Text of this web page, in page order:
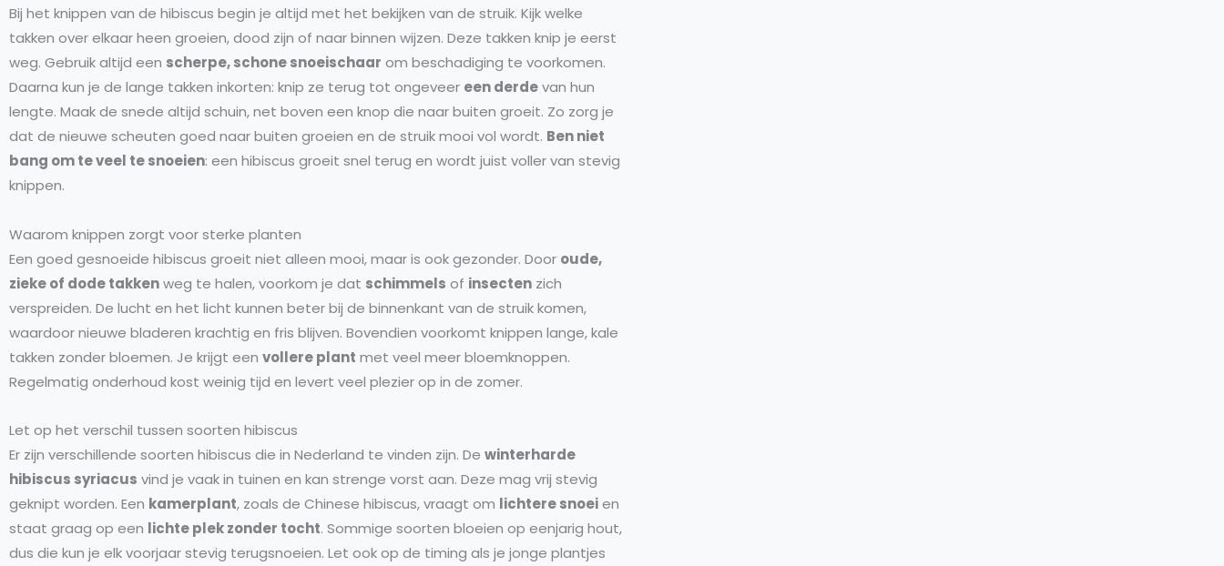
Bij het knippen van de hibiscus begin je altijd met het bekijken van de struik. Kijk welke
takken over elkaar heen groeien, dood zijn of naar binnen wijzen. Deze takken knip je eerst
weg. Gebruik altijd een scherpe, schone snoeischaar om beschadiging te voorkomen.
Daarna kun je de lange takken inkorten: knip ze terug tot ongeveer een derdevan hun
lengte. Maak de snede altijd schuin, net boven een knop die naar buiten groeit. Zo zorg je
dat de nieuwe scheuten goed naar buiten groeien en de struik mooi vol wordt. Ben niet
bang om te veel te snoeien: een hibiscus groeit snel terug en wordt juist voller van stevig
knippen.
Waarom knippen zorgt voor sterke planten
Een goed gesnoeide hibiscus groeit niet alleen mooi, maar is ook gezonder. Door oude,
zieke of dode takkenweg te halen, voorkom je dat schimmels of insecten zich
verspreiden. De lucht en het licht kunnen beter bij de binnenkant van de struik komen,
waardoor nieuwe bladeren krachtig en fris blijven. Bovendien voorkomt knippen lange, kale
takken zonder bloemen. Je krijgt een vollere plant met veel meer bloemknoppen.
Regelmatig onderhoud kost weinig tijd en levert veel plezier op in de zomer.
Let op het verschil tussen soorten hibiscus
Er zijn verschillende soorten hibiscus die in Nederland te vinden zijn. De winterharde
hibiscus syriacus vind je vaak in tuinen en kan strenge vorst aan. Deze mag vrij stevig
geknipt worden. Een kamerplant, zoals de Chinese hibiscus, vraagt om lichtere snoeien
staat graag op een lichte plek zonder tocht. Sommige soorten bloeien op eenjarig hout,
dus die kun je elk voorjaar stevig terugsnoeien. Let ook op de timing als je jonge plantjes